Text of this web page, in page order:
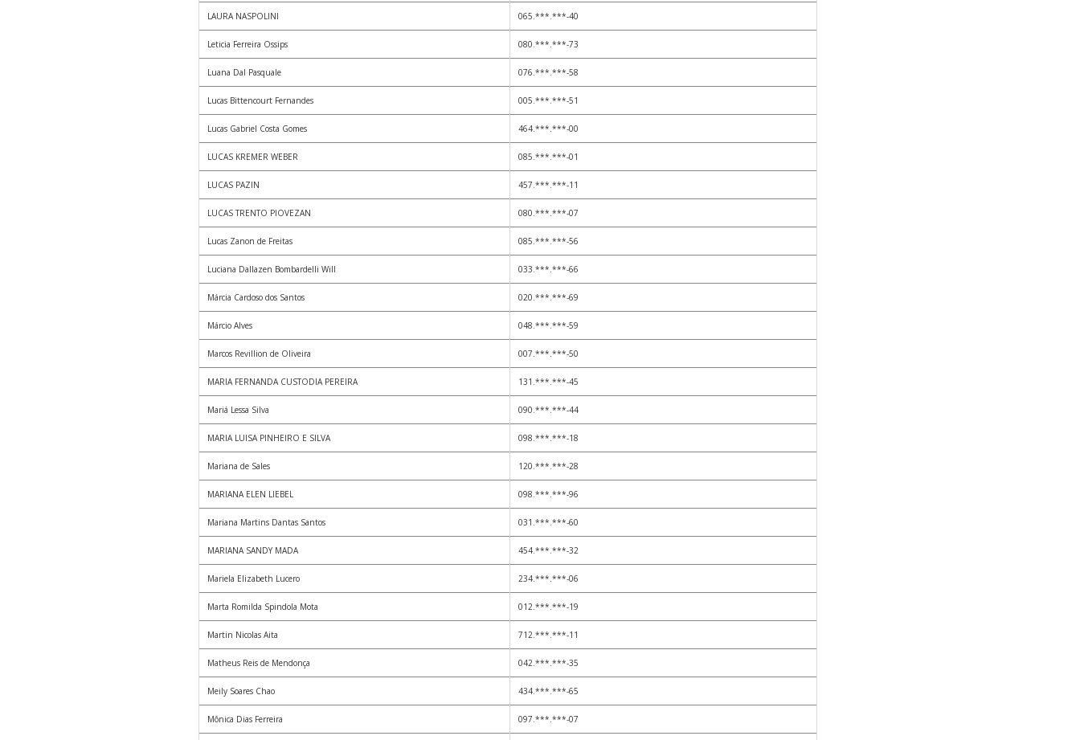
LAURA NASPOLINI 065.***.***-40
Leticia Ferreira Ossips 080.***.***-73
Luana Dal Pasquale 076.***.***-58
Lucas Bittencourt Fernandes 005.***.***-51
Lucas Gabriel Costa Gomes 464.***.***-00
LUCAS KREMER WEBER 085.***.***-01
LUCAS PAZIN 457.***.***-11
LUCAS TRENTO PIOVEZAN 080.***.***-07
Lucas Zanon de Freitas 085.***.***-56
Luciana Dallazen Bombardelli Will 033.***.***-66
Márcia Cardoso dos Santos 020.***.***-69
Márcio Alves 048.***.***-59
Marcos Revillion de Oliveira 007.***.***-50
MARIA FERNANDA CUSTODIA PEREIRA 131.***.***-45
Mariá Lessa Silva 090.***.***-44
MARIA LUISA PINHEIRO E SILVA 098.***.***-18
Mariana de Sales 120.***.***-28
MARIANA ELEN LIEBEL 098.***.***-96
Mariana Martins Dantas Santos 031.***.***-60
MARIANA SANDY MADA 454.***.***-32
Mariela Elizabeth Lucero 234.***.***-06
Marta Romilda Spindola Mota 012.***.***-19
Martin Nicolas Aita 712.***.***-11
Matheus Reis de Mendonça 042.***.***-35
Meily Soares Chao 434.***.***-65
Mônica Dias Ferreira 097.***.***-07